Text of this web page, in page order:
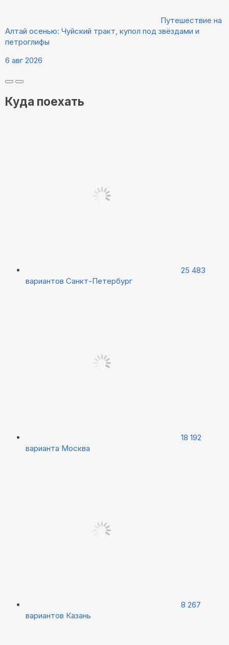
Путешествие на
Алтай осенью: Чуйский тракт, купол под звёздами и
петроглифы
6 авг 2026
Куда поехать
25 483
вариантов Санкт-Петербург
18 192
варианта Москва
8 267
вариантов Казань